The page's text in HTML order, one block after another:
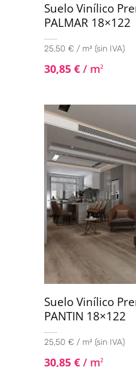
Suelo Vinílico
PALMAR 18×122
25,50 € / m² (sin IVA)
30,85 € / m2
Suelo Vinílico
PANTIN 18×122
25,50 € / m² (sin IVA)
30,85 € / m2